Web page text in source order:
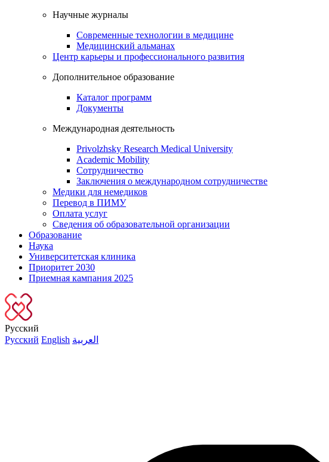
Научные журналы
Современные технологии в медицине
Медицинский альманах
Центр карьеры и профессионального развития
Дополнительное образование
Каталог программ
Документы
Международная деятельность
Privolzhsky Research Medical University
Academic Mobility
Сотрудничество
Заключения о международном сотрудничестве
Медики для немедиков
Перевод в ПИМУ
Оплата услуг
Сведения об образовательной организации
Образование
Наука
Университетская клиника
Приоритет 2030
Приемная кампания 2025
Русский
Русский English العربية